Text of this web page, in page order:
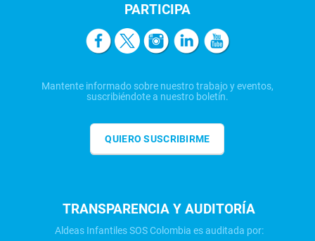
PARTICIPA
Mantente informado sobre nuestro trabajo y eventos,
suscribiéndote a nuestro boletín.
QUIERO SUSCRIBIRME
TRANSPARENCIA Y AUDITORÍA
Aldeas Infantiles SOS Colombia es auditada por: